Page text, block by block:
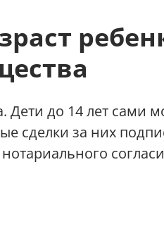
Дети до 14 лет сами
сделки за них